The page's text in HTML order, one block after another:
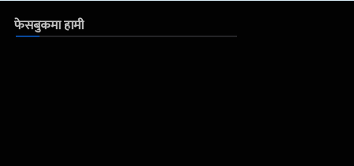
फेसबुकमा हामी